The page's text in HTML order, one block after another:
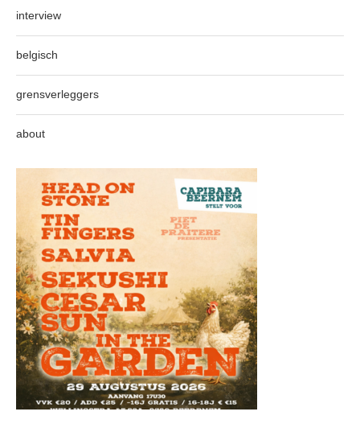
interview
belgisch
grensverleggers
about